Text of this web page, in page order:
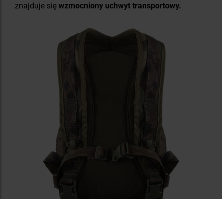
znajduje się wzmocniony uchwyt transportowy.